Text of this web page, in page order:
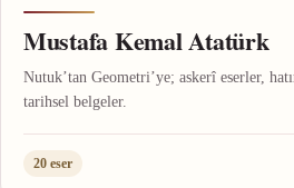
Mustafa Kemal Atatürk
Nutuk’tan Geometri’ye; askerî eserler,
tarihsel belgeler.
20 eser